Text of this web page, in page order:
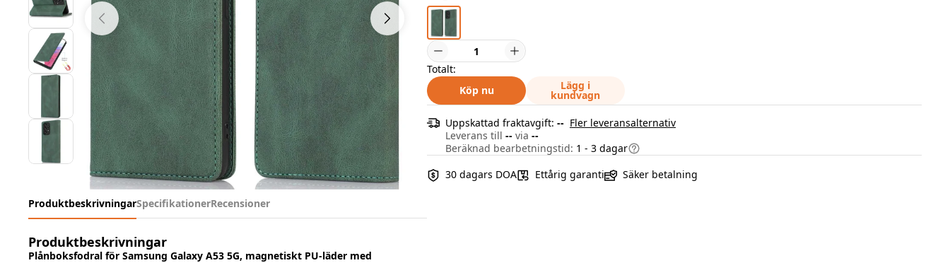
ProduktbeskrivningarSpecifikationerRecensioner
Produktbeskrivningar
Plånboksfodral för Samsung Galaxy A53 5G, magnetiskt PU-läder med
Totalt:
Köp nu
Lägg i
kundvagn
Uppskattad fraktavgift: -- Fler leveransalternativ
Leverans till -- via --
Beräknad bearbetningstid: 1 - 3 dagar
30 dagars DOA
Ettårig garanti Säker betalning